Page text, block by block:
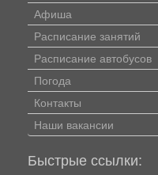
Афиша
Расписание занятий
Расписание автобусов
Погода
Контакты
Наши вакансии
Быстрые ссылки: